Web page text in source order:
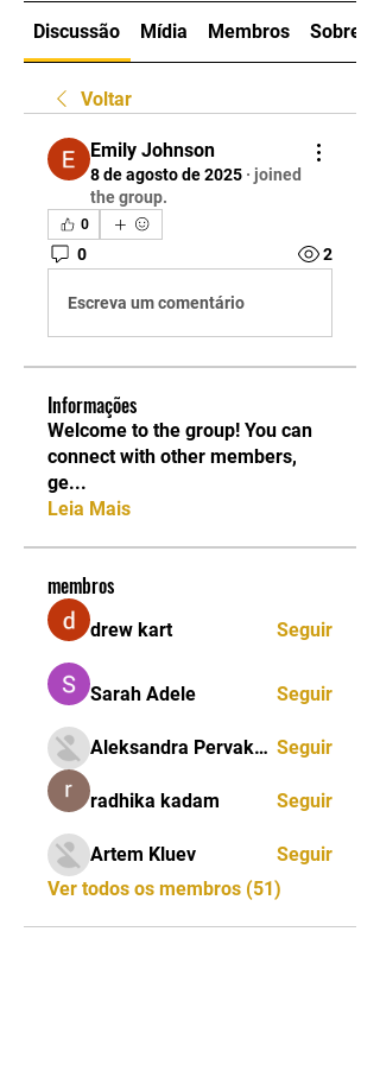
Discussão Mídia Membros Sobre
Voltar
Emily Johnson
8 de agosto de 2025 · joined
the group.
0
0 2
Escreva um comentário
Informações
Welcome to the group! You can
connect with other members,
ge...
Leia Mais
membros
drew kart Seguir
Sarah Adele Seguir
Aleksandra Pervakova Seguir
radhika kadam Seguir
Artem Kluev
Seguir
Ver todos os membros (51)